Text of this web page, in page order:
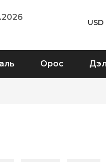
USD
Орос